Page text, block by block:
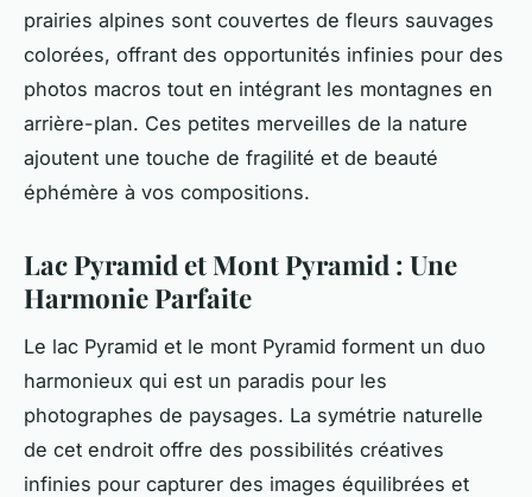
prairies alpines sont couvertes de fleurs sauvages
colorées, offrant des opportunités infinies pour des
photos macros tout en intégrant les montagnes en
arrière-plan. Ces petites merveilles de la nature
ajoutent une touche de fragilité et de beauté
éphémère à vos compositions.
Lac Pyramid et Mont Pyramid : Une
Harmonie Parfaite
Le lac Pyramid et le mont Pyramid forment un duo
harmonieux qui est un paradis pour les
photographes de paysages. La symétrie naturelle
de cet endroit offre des possibilités créatives
infinies pour capturer des images équilibrées et